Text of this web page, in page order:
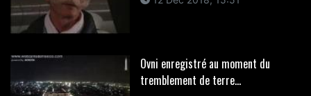
Ovni enregistré au moment du
tremblement de terre...